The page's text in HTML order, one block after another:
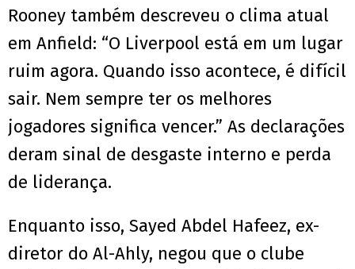
Rooney também descreveu o clima atual
em Anfield: “O Liverpool está em um lugar
ruim agora. Quando isso acontece, é difícil
sair. Nem sempre ter os melhores
jogadores significa vencer.” As declarações
deram sinal de desgaste interno e perda
de liderança.
Enquanto isso, Sayed Abdel Hafeez, ex-
diretor do Al-Ahly, negou que o clube